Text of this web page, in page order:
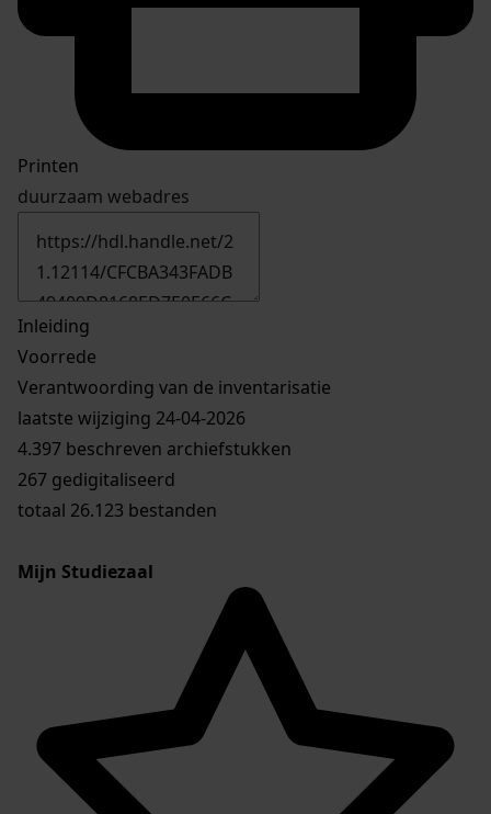
Printen
duurzaam webadres
Inleiding
Voorrede
Verantwoording van de inventarisatie
laatste wijziging 24-04-2026
4.397 beschreven archiefstukken
267 gedigitaliseerd
totaal 26.123 bestanden
Mijn Studiezaal